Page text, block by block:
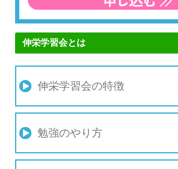
伸栄学習会とは
伸栄学習会の特徴
勉強のやり方